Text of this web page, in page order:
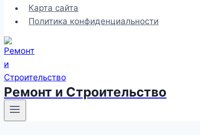
Карта сайта
Политика конфиденциальности
Ремонт и Строительство